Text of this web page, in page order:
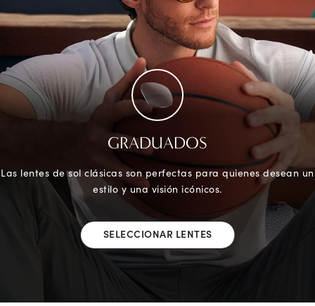
GRADUADOS
Las lentes de sol clásicas son perfectas para quienes desean un
estilo y una visión icónicos.
SELECCIONAR LENTES